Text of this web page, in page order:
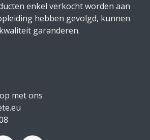
enkel verkocht worden aan
hebben gevolgd, kunnen
garanderen.
met ons